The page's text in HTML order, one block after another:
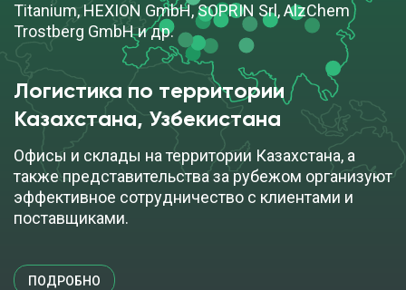
Titanium, HEXION GmbH, SOPRIN Srl, AlzChem
Trostberg GmbH и др.
Логистика по территории
Казахстана, Узбекистана
Офисы и склады на территории Казахстана, а
также представительства за рубежом организуют
эффективное сотрудничество с клиентами и
поставщиками.
ПОДРОБНО